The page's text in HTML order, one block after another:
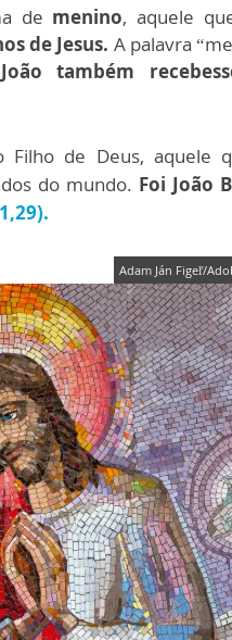
de menino, aquele
de Jesus. A palavra
também
de Deus, aquele
do mundo. Foi João
Adam Ján Figeľ/